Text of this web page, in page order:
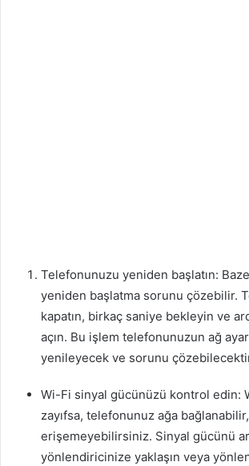
Telefonunuzu yeniden başlatın:
yeniden başlatma sorunu çözebilir.
kapatın, birkaç saniye bekleyin ve
açın. Bu işlem telefonunuzun ağ
yenileyecek ve sorunu
Wi-Fi sinyal gücünüzü kontrol edin:
zayıfsa, telefonunuz ağa
erişemeyebilirsiniz. Sinyal gücünü
yönlendiricinize yaklaşın veya